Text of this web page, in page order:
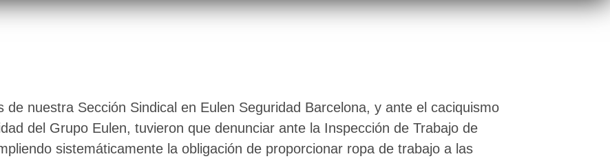
de nuestra Sección Sindical en Eulen Seguridad Barcelona, y ante el caciquismo
del Grupo Eulen, tuvieron que denunciar ante la Inspección de Trabajo de
sistemáticamente la obligación de proporcionar ropa de trabajo a las